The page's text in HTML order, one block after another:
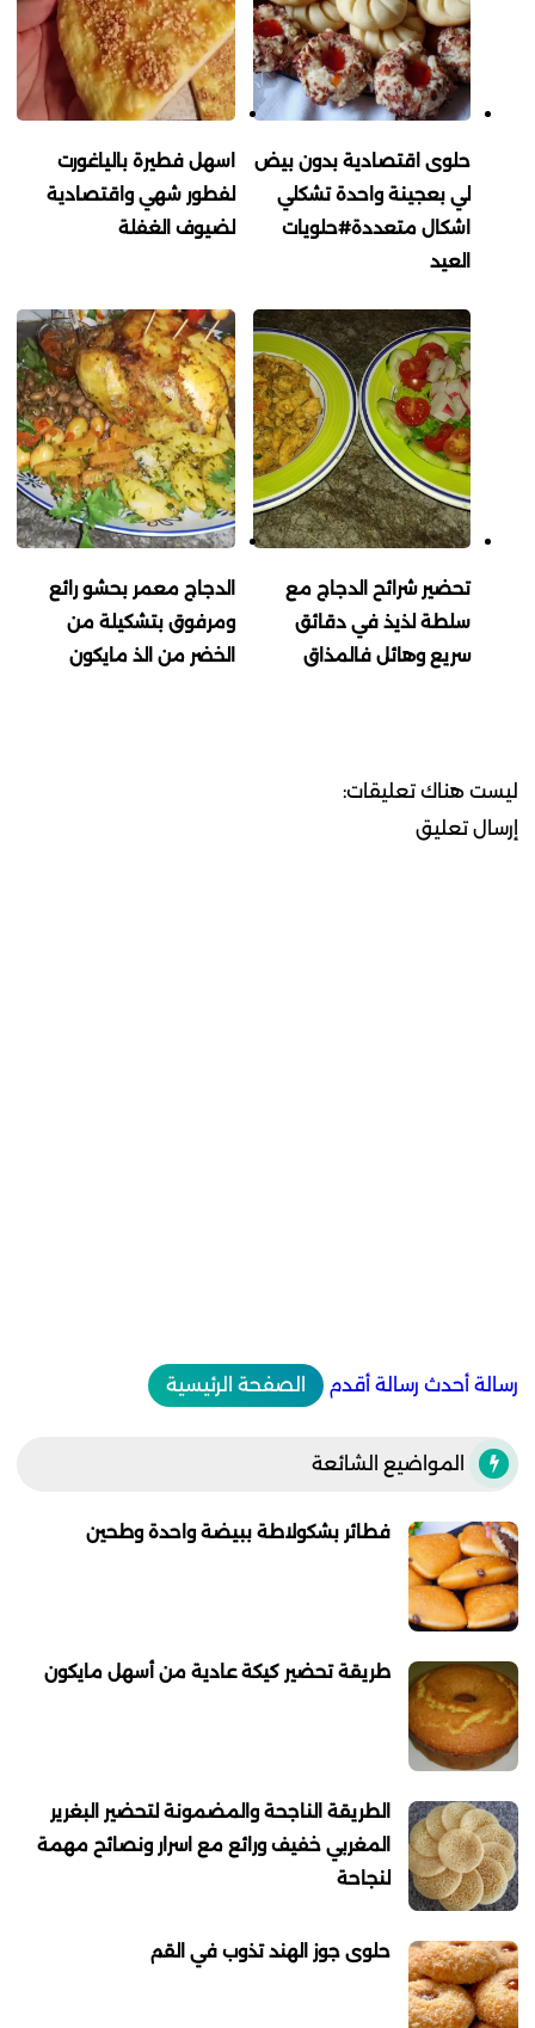
حلوى اقتصادية بدون بيض
لي بعجينة واحدة تشكلي
اشكال متعددة#حلويات
العيد
اسهل فطيرة بالياغورت
لفطور شهي واقتصادية
لضيوف الغفلة
تحضير شرائح الدجاج مع
سلطة لذيذ في دقائق
سريع وهائل فالمذاق
الدجاج معمر بحشو رائع
ومرفوق بتشكيلة من
الخضر من الذ مايكون
ليست هناك تعليقات:
إرسال تعليق
رسالة أحدث رسالة أقدم الصفحة الرئيسية
المواضيع الشائعة
فطائر بشكولاطة ببيضة واحدة وطحين
طريقة تحضير كيكة عادية من أسهل مايكون
الطريقة الناجحة والمضمونة لتحضير البغرير
المغربي خفيف ورائع مع اسرار ونصائح مهمة
لنجاحة
حلوى جوز الهند تذوب في القم